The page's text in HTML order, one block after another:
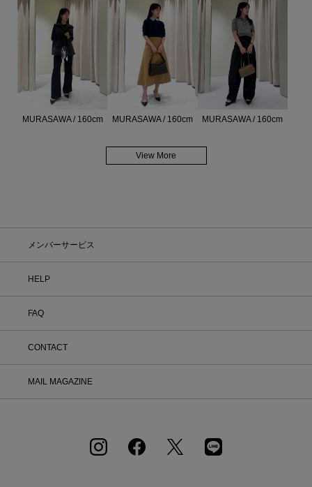
MURASAWA / 160cm MURASAWA / 160cm MURASAWA / 160cm
View More
メンバーサービス
HELP
FAQ
CONTACT
MAIL MAGAZINE